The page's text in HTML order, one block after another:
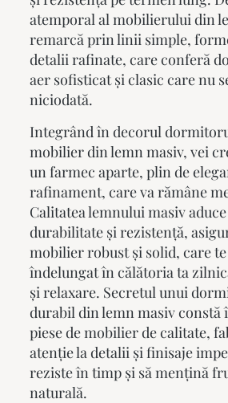
atemporal al mobilierului din
remarcă prin linii simple,
detalii rafinate, care conferă
aer sofisticat și clasic care nu
niciodată.
Integrând în decorul
mobilier din lemn masiv, vei
un farmec aparte, plin de
rafinament, care va rămâne
Calitatea lemnului masiv
durabilitate și rezistență,
mobilier robust și solid, care
îndelungat în călătoria ta
și relaxare. Secretul unui
durabil din lemn masiv constă
piese de mobilier de calitate,
atenție la detalii și finisaje
reziste în timp și să mențină
naturală.